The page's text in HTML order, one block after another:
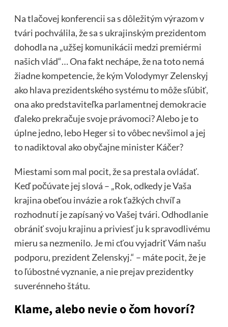
Na tlačovej konferencii sa s dôležitým výrazom v
tvári pochválila, že sa s ukrajinským prezidentom
dohodla na „užšej komunikácii medzi premiérmi
našich vlád“… Ona fakt nechápe, že na toto nemá
žiadne kompetencie, že kým Volodymyr Zelenskyj
ako hlava prezidentského systému to môže sľúbiť,
ona ako predstaviteľka parlamentnej demokracie
ďaleko prekračuje svoje právomoci? Alebo je to
úplne jedno, lebo Heger si to vôbec nevšimol a jej
to nadiktoval ako obyčajne minister Káčer?
Miestami som mal pocit, že sa prestala ovládať.
Keď počúvate jej slová – „Rok, odkedy je Vaša
krajina obeťou invázie a rok ťažkých chvíľ a
rozhodnutí je zapísaný vo Vašej tvári. Odhodlanie
obrániť svoju krajinu a priviesť ju k spravodlivému
mieru sa nezmenilo. Je mi cťou vyjadriť Vám našu
podporu, prezident Zelenskyj.“ – máte pocit, že je
to ľúbostné vyznanie, a nie prejav prezidentky
suverénneho štátu.
Klame, alebo nevie o čom hovorí?